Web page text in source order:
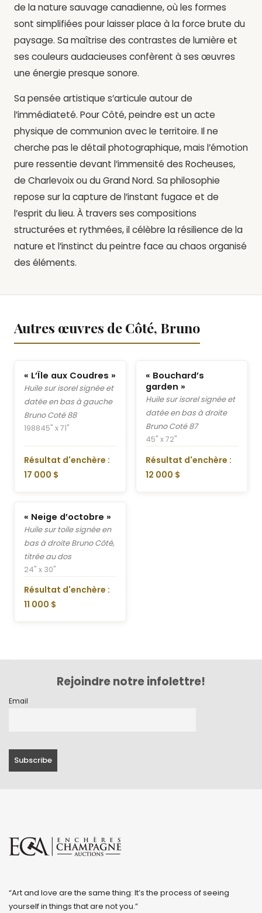
de la nature sauvage canadienne, où les formes
sont simplifiées pour laisser place à la force brute du
paysage. Sa maîtrise des contrastes de lumière et
ses couleurs audacieuses confèrent à ses œuvres
une énergie presque sonore.
Sa pensée artistique s’articule autour de
l’immédiateté. Pour Côté, peindre est un acte
physique de communion avec le territoire. Il ne
cherche pas le détail photographique, mais l’émotion
pure ressentie devant l’immensité des Rocheuses,
de Charlevoix ou du Grand Nord. Sa philosophie
repose sur la capture de l’instant fugace et de
l’esprit du lieu. À travers ses compositions
structurées et rythmées, il célèbre la résilience de la
nature et l’instinct du peintre face au chaos organisé
des éléments.
Autres œuvres de Côté, Bruno
« L’Ïle aux Coudres »
Huile sur isorel signée et
datée en bas à gauche
Bruno Coté 88
198845" x 71"
Résultat d'enchère :
17 000 $
« Bouchard’s
garden »
Huile sur isorel signée et
datée en bas à droite
Bruno Coté 87
45" x 72"
Résultat d'enchère :
12 000 $
« Neige d’octobre »
Huile sur toile signée en
bas à droite Bruno Côté,
titrée au dos
24" x 30"
Résultat d'enchère :
11 000 $
Rejoindre notre infolettre!
Email
“Art and love are the same thing: It’s the process of seeing
yourself in things that are not you.”